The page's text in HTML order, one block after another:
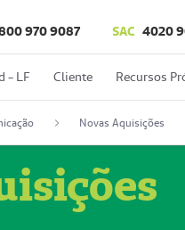
970 9087 SAC 4020
- LF Cliente Recursos
Novas Aquisições